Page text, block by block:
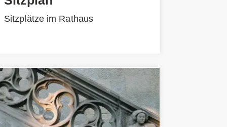
Sitzplätze im Rathaus